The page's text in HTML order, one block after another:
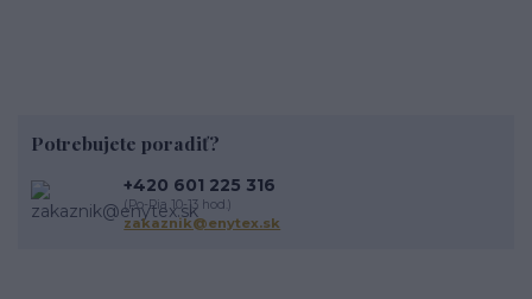
Potrebujete poradiť?
+420 601 225 316
(Po-Pia 10-13 hod.)
zakaznik@enytex.sk